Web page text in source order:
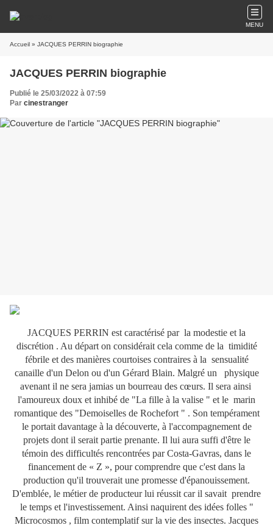
MENU
Accueil » JACQUES PERRIN biographie
JACQUES PERRIN biographie
Publié le 25/03/2022 à 07:59
Par cinestranger
JACQUES PERRIN est caractérisé par la modestie et la
discrétion . Au départ on considérait cela comme de la timidité
fébrile et des manières courtoises contraires à la sensualité
canaille d'un Delon ou d'un Gérard Blain. Malgré un physique
avenant il ne sera jamias un bourreau des cœurs. Il sera ainsi
l'amoureux doux et inhibé de "La fille à la valise " et le marin
romantique des "Demoiselles de Rochefort " . Son tempérament
le portait davantage à la découverte, à l'accompagnement de
projets dont il serait partie prenante. Il lui aura suffi d'être le
témoin des difficultés rencontrées par Costa-Gavras, dans le
financement de « Z », pour comprendre que c'est dans la
production qu'il trouverait une promesse d'épanouissement.
D'emblée, le métier de producteur lui réussit car il savait prendre
le temps et l'investissement. Ainsi naquirent des idées folles "
Microcosmos , film contemplatif sur la vie des insectes. Jacques